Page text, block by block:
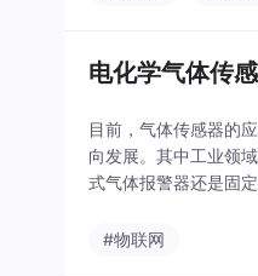
电化学气体传
目前，气体传感器的
向发展。其中工业领
式气体报警器还是固
#物联网